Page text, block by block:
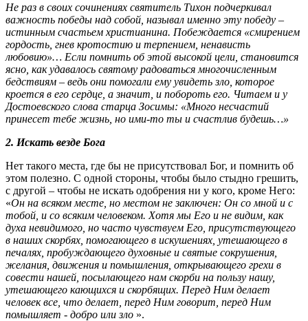
Не раз в своих сочинениях святитель Тихон подчеркивал
важность победы над собой, называл именно эту победу –
истинным счастьем христианина. Побеждается «смирением
гордость, гнев кротостию и терпением, ненависть
любовию»… Если помнить об этой высокой цели, становится
ясно, как удавалось святому радоваться многочисленным
бедствиям – ведь они помогали ему увидеть зло, которое
кроется в его сердце, а значит, и побороть его. Читаем и у
Достоевского слова старца Зосимы: «Много несчастий
принесет тебе жизнь, но ими-то ты и счастлив будешь…»
2. Искать везде Бога
Нет такого места, где бы не присутствовал Бог, и помнить об
этом полезно. С одной стороны, чтобы было стыдно грешить,
с другой – чтобы не искать одобрения ни у кого, кроме Него:
«Он на всяком месте, но местом не заключен: Он со мной и с
тобой, и со всяким человеком. Хотя мы Его и не видим, как
духа невидимого, но часто чувствуем Его, присутствующего
в наших скорбях, помогающего в искушениях, утешающего в
печалях, пробуждающего духовные и святые сокрушения,
желания, движения и помышления, открывающего грехи в
совести нашей, посылающего нам скорби на пользу нашу,
утешающего кающихся и скорбящих. Перед Ним делает
человек все, что делает, перед Ним говорит, перед Ним
помышляет - добро или зло ».